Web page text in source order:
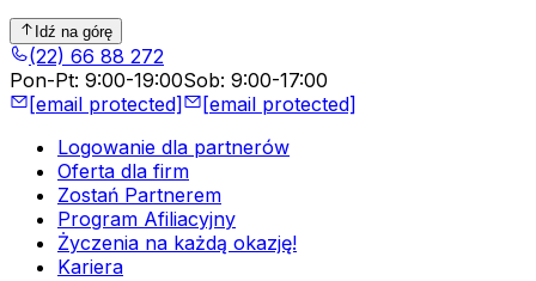
Idź na górę
(22) 66 88 272
Pon-Pt: 9:00-19:00Sob: 9:00-17:00
[email protected]
[email protected]
Logowanie dla partnerów
Oferta dla firm
Zostań Partnerem
Program Afiliacyjny
Życzenia na każdą okazję!
Kariera